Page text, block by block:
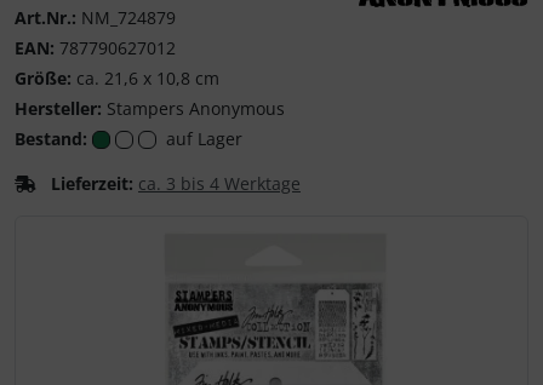
Art.Nr.: NM_724879
EAN: 787790627012
Größe: ca. 21,6 x 10,8 cm
Hersteller: Stampers Anonymous
Bestand:
auf Lager
Lieferzeit: ca. 3 bis 4 Werktage